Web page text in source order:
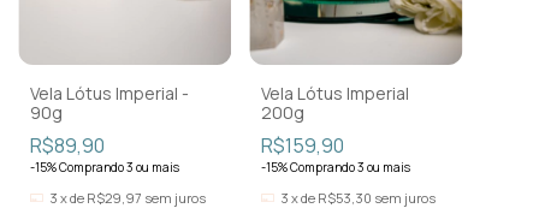
Vela Lótus Imperial -
90g
R$89,90
-15% Comprando 3 ou mais
3 xde R$29,97 sem juros
Vela Lótus Imperial
200g
R$159,90
-15% Comprando 3 ou mais
3 xde R$53,30 sem juros